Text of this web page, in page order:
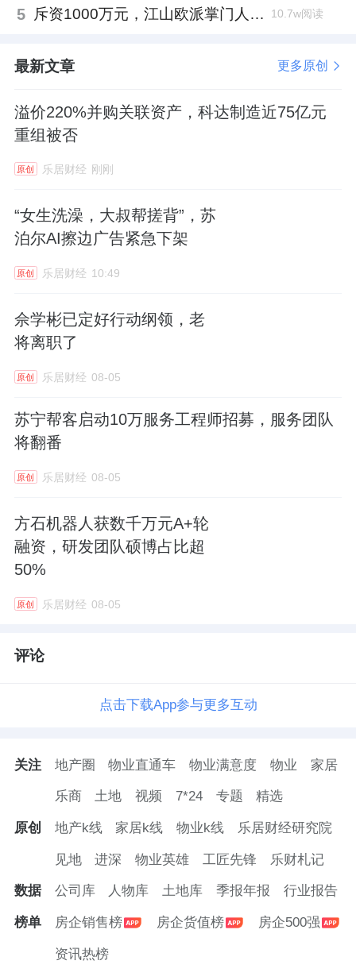
5 斥资1000万元，江山欧派掌门人吴水根加码创投基金 10.7w阅读
最新文章 更多原创
溢价220%并购关联资产，科达制造近75亿元
重组被否
原创 乐居财经 刚刚
“女生洗澡，大叔帮搓背”，苏
泊尔AI擦边广告紧急下架
原创 乐居财经 10:49
佘学彬已定好行动纲领，老
将离职了
原创 乐居财经 08-05
苏宁帮客启动10万服务工程师招募，服务团队
将翻番
原创 乐居财经 08-05
方石机器人获数千万元A+轮
融资，研发团队硕博占比超
50%
原创 乐居财经 08-05
评论
点击下载App参与更多互动
关注 地产圈 物业直通车 物业满意度 物业 家居
乐商 土地 视频 7*24 专题 精选
原创 地产k线 家居k线 物业k线 乐居财经研究院
见地 进深 物业英雄 工匠先锋 乐财札记
数据 公司库 人物库 土地库 季报年报 行业报告
榜单 房企销售榜 房企货值榜 房企500强
资讯热榜